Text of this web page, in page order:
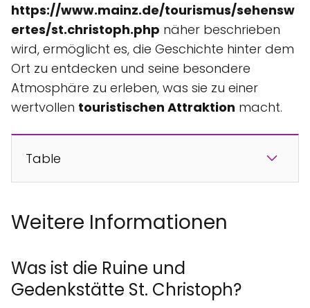
https://www.mainz.de/tourismus/sehensw
ertes/st.christoph.php näher beschrieben
wird, ermöglicht es, die Geschichte hinter dem
Ort zu entdecken und seine besondere
Atmosphäre zu erleben, was sie zu einer
wertvollen touristischen Attraktion macht.
Table
Weitere Informationen
Was ist die Ruine und
Gedenkstätte St. Christoph?